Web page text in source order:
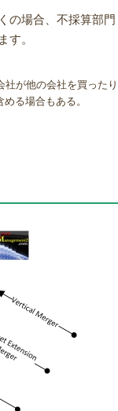
の場合、不採算部門
。
が他の会社を買ったり
る場合もある。